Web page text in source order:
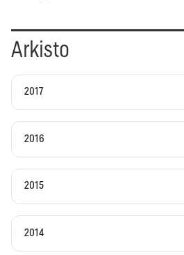
Arkisto
2017
2016
2015
2014